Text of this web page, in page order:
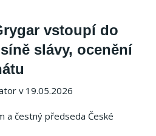
vstoupí do
slávy, ocenění
v 19.05.2026
a čestný předseda České